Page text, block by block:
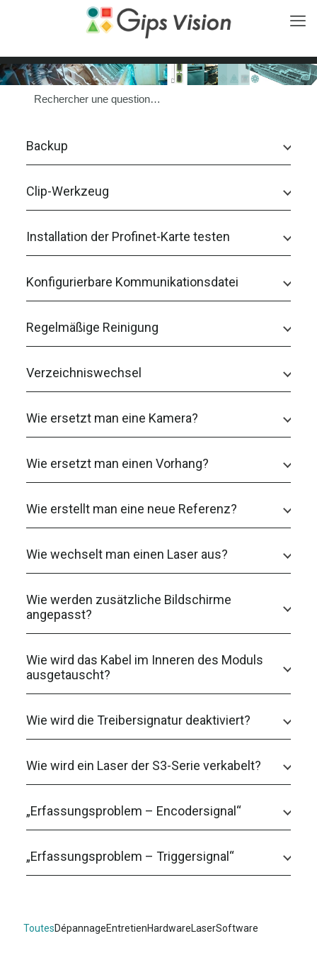
Backup
Clip-Werkzeug
Installation der Profinet-Karte testen
Konfigurierbare Kommunikationsdatei
Regelmäßige Reinigung
Verzeichniswechsel
Wie ersetzt man eine Kamera?
Wie ersetzt man einen Vorhang?
Wie erstellt man eine neue Referenz?
Wie wechselt man einen Laser aus?
Wie werden zusätzliche Bildschirme
angepasst?
Wie wird das Kabel im Inneren des Moduls
ausgetauscht?
Wie wird die Treibersignatur deaktiviert?
Wie wird ein Laser der S3-Serie verkabelt?
„Erfassungsproblem – Encodersignal“
„Erfassungsproblem – Triggersignal“
ToutesDépannageEntretienHardwareLaserSoftware